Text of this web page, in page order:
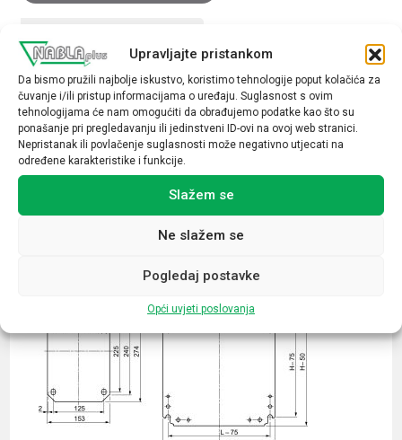
Upravljajte pristankom
Da bismo pružili najbolje iskustvo, koristimo tehnologije poput kolačića za
čuvanje i/ili pristup informacijama o uređaju. Suglasnost s ovim
tehnologijama će nam omogućiti da obrađujemo podatke kao što su
ponašanje pri pregledavanju ili jedinstveni ID-ovi na ovoj web stranici.
Nepristanak ili povlačenje suglasnosti može negativno utjecati na
određene karakteristike i funkcije.
Slažem se
Ne slažem se
Pogledaj postavke
Opći uvjeti poslovanja
TEHNIČKE SPECIFIKACIJE
Povezani proizvodi